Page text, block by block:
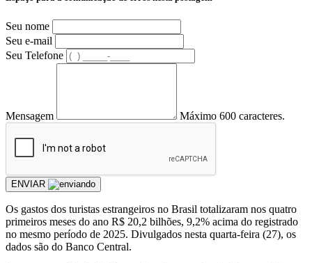
Seu nome
Seu e-mail
Seu Telefone
Mensagem Máximo 600 caracteres.
ENVIAR
Os gastos dos turistas estrangeiros no Brasil totalizaram nos quatro
primeiros meses do ano R$ 20,2 bilhões, 9,2% acima do registrado
no mesmo período de 2025. Divulgados nesta quarta-feira (27), os
dados são do Banco Central.